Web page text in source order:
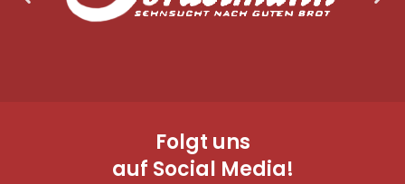
Folgt uns
auf Social Media!